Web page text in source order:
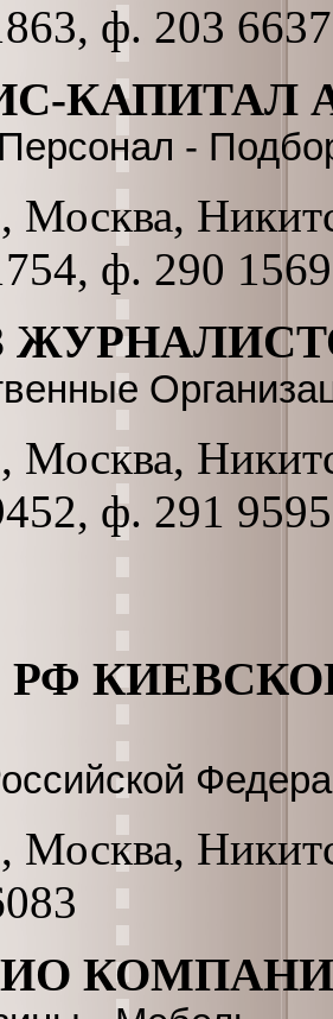
ф. 203 6637
КАПИТАЛ
-
Москва,
ф. 290 1569
Москва,
ф. 291 9595
Москва,